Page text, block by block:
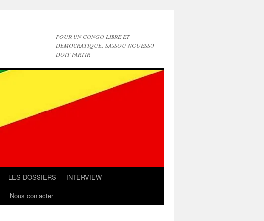
POUR UN CONGO LIBRE ET
DEMOCRATIQUE: SASSOU NGUESSO
DOIT PARTIR
LES DOSSIERS
INTERVIEW
Nous contacter